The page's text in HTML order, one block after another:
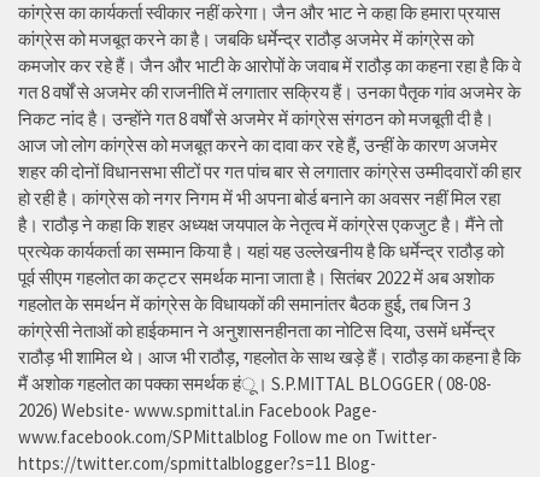
कांग्रेस का कार्यकर्ता स्वीकार नहीं करेगा। जैन और भाट ने कहा कि हमारा प्रयास
कांग्रेस को मजबूत करने का है। जबकि धर्मेन्द्र राठौड़ अजमेर में कांग्रेस को
कमजोर कर रहे हैं। जैन और भाटी के आरोपों के जवाब में राठौड़ का कहना रहा है कि वे
गत 8 वर्षों से अजमेर की राजनीति में लगातार सक्रिय हैं। उनका पैतृक गांव अजमेर के
निकट नांद है। उन्होंने गत 8 वर्षों से अजमेर में कांग्रेस संगठन को मजबूती दी है।
आज जो लोग कांग्रेस को मजबूत करने का दावा कर रहे हैं, उन्हीं के कारण अजमेर
शहर की दोनों विधानसभा सीटों पर गत पांच बार से लगातार कांग्रेस उम्मीदवारों की हार
हो रही है। कांग्रेस को नगर निगम में भी अपना बोर्ड बनाने का अवसर नहीं मिल रहा
है। राठौड़ ने कहा कि शहर अध्यक्ष जयपाल के नेतृत्व में कांग्रेस एकजुट है। मैंने तो
प्रत्येक कार्यकर्ता का सम्मान किया है। यहां यह उल्लेखनीय है कि धर्मेन्द्र राठौड़ को
पूर्व सीएम गहलोत का कट्टर समर्थक माना जाता है। सितंबर 2022 में अब अशोक
गहलोत के समर्थन में कांग्रेस के विधायकों की समानांतर बैठक हुई, तब जिन 3
कांग्रेसी नेताओं को हाईकमान ने अनुशासनहीनता का नोटिस दिया, उसमें धर्मेन्द्र
राठौड़ भी शामिल थे। आज भी राठौड़, गहलोत के साथ खड़े हैं। राठौड़ का कहना है कि
मैं अशोक गहलोत का पक्का समर्थक हंू। S.P.MITTAL BLOGGER ( 08-08-
2026) Website- www.spmittal.in Facebook Page-
www.facebook.com/SPMittalblog Follow me on Twitter-
https://twitter.com/spmittalblogger?s=11 Blog-